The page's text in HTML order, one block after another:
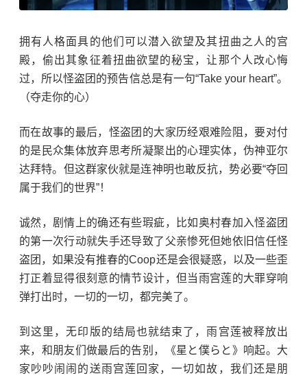
拥有人格面具的他们可以潜入欲望及其扭曲之人的宫
殿，偷出其象征着扭曲欲望的秘宝，让那个人改心悔
过，所以怪盗团的预告信总是有一句“Take your heart”。
（夺走你的心）
而在故事的最后，怪盗团的大家历经艰难险阻，要对付
的是民众集体放弃思考所凝聚出的心理实体，伪神亚尔
达拜特。但这群家伙就是连神明也敢反抗，势必要“夺回
属于我们的世界”！
诚然，剧情上的确还有些瑕疵，比如奥村春加入怪盗团
的第一次行动就失手还导致了父亲惨死但她依旧信任怪
盗团，如果没有推春的Coop还是会很疑惑，以及一些歪
打正着显得很刻意的情节设计，但当雨宫莲的大罪穿响
弹打出时，一切的一切，都完美了。
到这里，无印版的结局也就结束了，雨宫莲被释放出
来，和朋友们做最后的告别，《星と僕らと》响起。大
家吵吵闹闹的送雨宫莲回家，一切如故，我们还是朋